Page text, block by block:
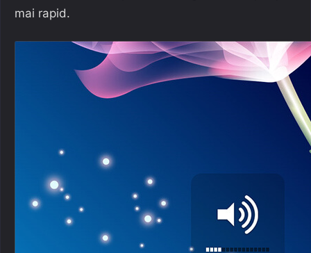
mai rapid.